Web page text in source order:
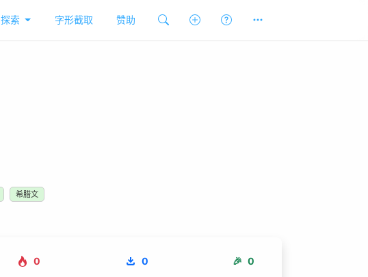
探索 字形截取 赞助
希腊文
0 0 🎉 0